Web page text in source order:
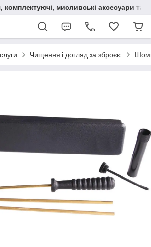
мисливські аксесуари та
Чищення і догляд за зброєю